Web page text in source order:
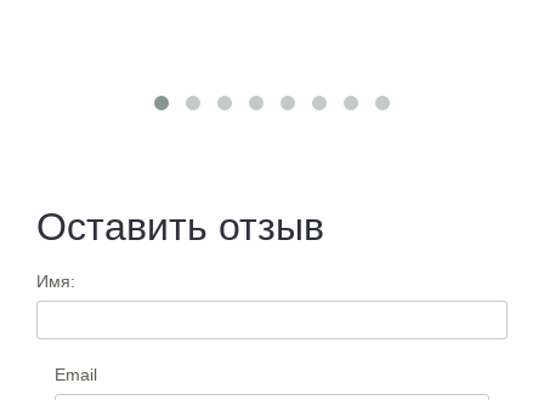
Оставить отзыв
Имя:
Email